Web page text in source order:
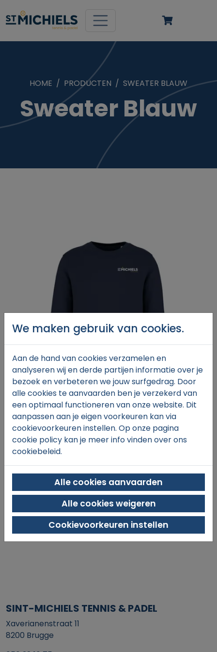
HOME PRODUCTEN SWEATER BLAUW
Sweater Blauw
€43,00
In winkelmand
SINT-MICHIELS TENNIS & PADEL
Xaverianenstraat 11
8200 Brugge
We maken gebruik van cookies.
Aan de hand van cookies verzamelen en
analyseren wij en derde partijen informatie over je
bezoek en verbeteren we jouw surfgedrag. Door
alle cookies te aanvaarden ben je verzekerd van
een optimaal functioneren van onze website. Dit
aanpassen aan je eigen voorkeuren kan via
cookievoorkeuren instellen. Op onze pagina
cookie policy kan je meer info vinden over ons
cookiebeleid.
Alle cookies aanvaarden
Alle cookies weigeren
Cookievoorkeuren instellen